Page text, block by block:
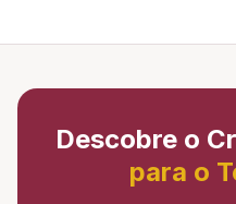
Descobre o
para o